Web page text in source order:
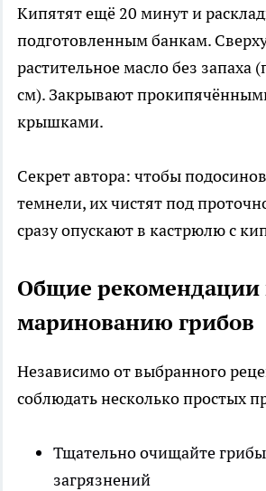
Кипятят ещё 20 минут и
подготовленным банкам.
растительное масло без запаха
см). Закрывают
крышками.
Секрет автора: чтобы
темнели, их чистят под
сразу опускают в кастрюлю с
Общие рекомендации
маринованию грибов
Независимо от выбранного
соблюдать несколько простых
Тщательно очищайте
загрязнений